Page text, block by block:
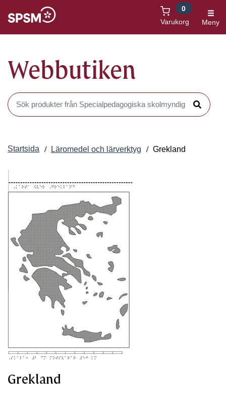
Varukorg
0
Meny
Webbutiken
Sök produkter i Webbutiken
Sök
Startsida Läromedel och lärverktyg Grekland
Grekland